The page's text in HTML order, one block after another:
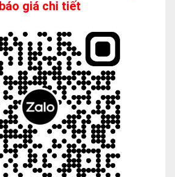
báo giá chi tiết